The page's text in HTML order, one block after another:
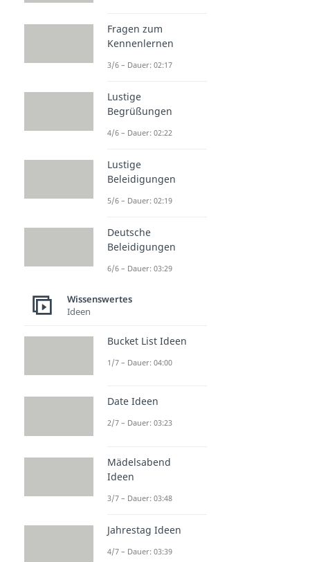
Fragen zum
Kennenlernen
3/6 – Dauer: 02:17
Lustige
Begrüßungen
4/6 – Dauer: 02:22
Lustige
Beleidigungen
5/6 – Dauer: 02:19
Deutsche
Beleidigungen
6/6 – Dauer: 03:29
Wissenswertes
Ideen
Bucket List Ideen
1/7 – Dauer: 04:00
Date Ideen
2/7 – Dauer: 03:23
Mädelsabend
Ideen
3/7 – Dauer: 03:48
Jahrestag Ideen
4/7 – Dauer: 03:39